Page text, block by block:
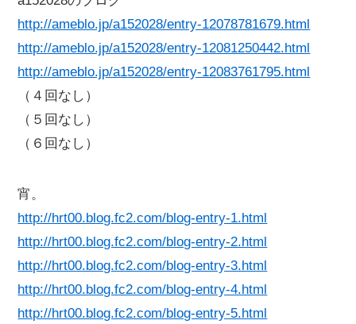
http://ameblo.jp/a152028/entry-12078781679.html
http://ameblo.jp/a152028/entry-12081250442.html
http://ameblo.jp/a152028/entry-12083761795.html
（４回なし）
（５回なし）
（６回なし）
宵。
http://hrt00.blog.fc2.com/blog-entry-1.html
http://hrt00.blog.fc2.com/blog-entry-2.html
http://hrt00.blog.fc2.com/blog-entry-3.html
http://hrt00.blog.fc2.com/blog-entry-4.html
http://hrt00.blog.fc2.com/blog-entry-5.html